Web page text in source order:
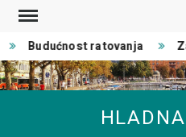
Skip
contentBudućnost ratovanja